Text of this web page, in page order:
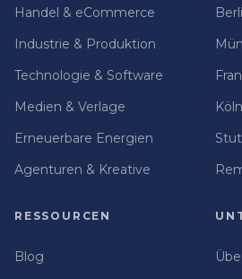
Handel & eCommerce
Industrie & Produktion
Technologie & Software
Medien & Verlage
Erneuerbare Energien
Agenturen & Kreative
Köln
RESSOURCEN
Blog